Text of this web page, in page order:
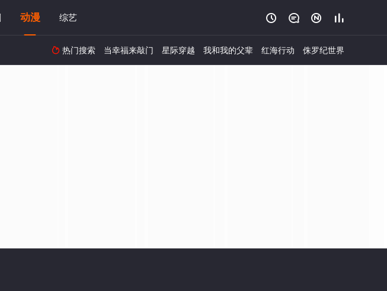
动漫 综艺    
 热门搜索 当幸福来敲门 星际穿越 我和我的父辈 红海行动 侏罗纪世界